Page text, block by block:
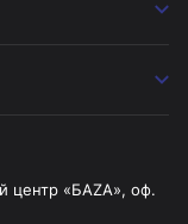
центр «БАZА», оф.